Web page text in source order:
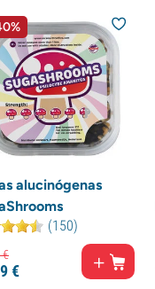
alucinógenas
(150)
€
€